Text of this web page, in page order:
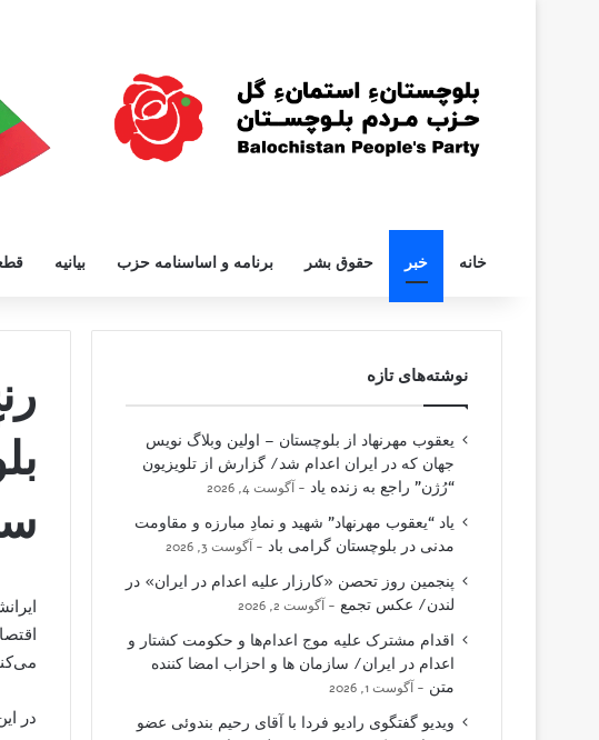
خانه خبر حقوق بشر برنامه و اساسنامه حزب بیانیه
در
نوشته‌های تازه
یعقوب مهرنهاد از بلوچستان – اولین وبلاگ نویس
جهان که در ایران اعدام شد/ گزارش از تلویزیون
“رُژن” راجع به زنده یاد
آگوست 4, 2026
یاد “یعقوب مهرنهاد” شهید و نمادِ مبارزه و مقاومت
مدنی در بلوچستان گرامی باد
آگوست 3, 2026
پنجمین روز تحصن «کارزار علیه اعدام در ایران» در
لندن/ عکس تجمع
آگوست 2, 2026
اقدام مشترک علیه موج اعدام‌ها و حکومت کشتار و
اعدام در ایران/ سازمان ها و احزاب امضا کننده
متن
آگوست 1, 2026
ویدیو گفتگوی رادیو فردا با آقای رحیم بندوئی عضو